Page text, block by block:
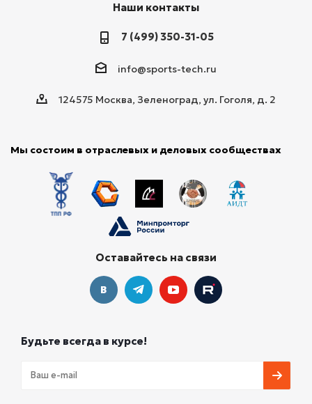
Наши контакты
7 (499) 350-31-05
info@sports-tech.ru
124575 Москва, Зеленоград, ул. Гоголя, д. 2
Мы состоим в отраслевых и деловых сообществах
Оставайтесь на связи
Будьте всегда в курсе!